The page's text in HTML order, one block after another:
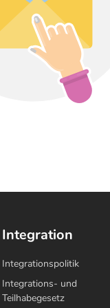
Integration
Integrationspolitik
Integrations- und
Teilhabegesetz